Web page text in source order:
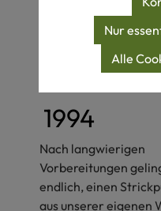
Individualität des
1994
Nach langwierigen
Vorbereitungen
endlich, einen
aus unserer eigenen
Nur
Alle